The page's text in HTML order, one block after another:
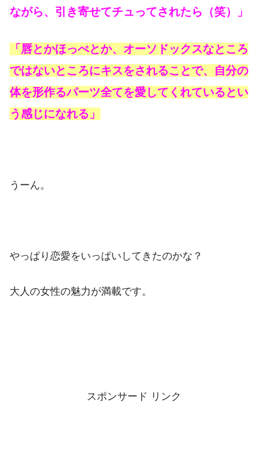
ながら、引き寄せてチュってされたら（笑）」
「唇とかほっぺとか、オーソドックスなところ
ではないところにキスをされることで、自分の
体を形作るパーツ全てを愛してくれているとい
う感じになれる」
うーん。
やっぱり恋愛をいっぱいしてきたのかな？
大人の女性の魅力が満載です。
スポンサード リンク